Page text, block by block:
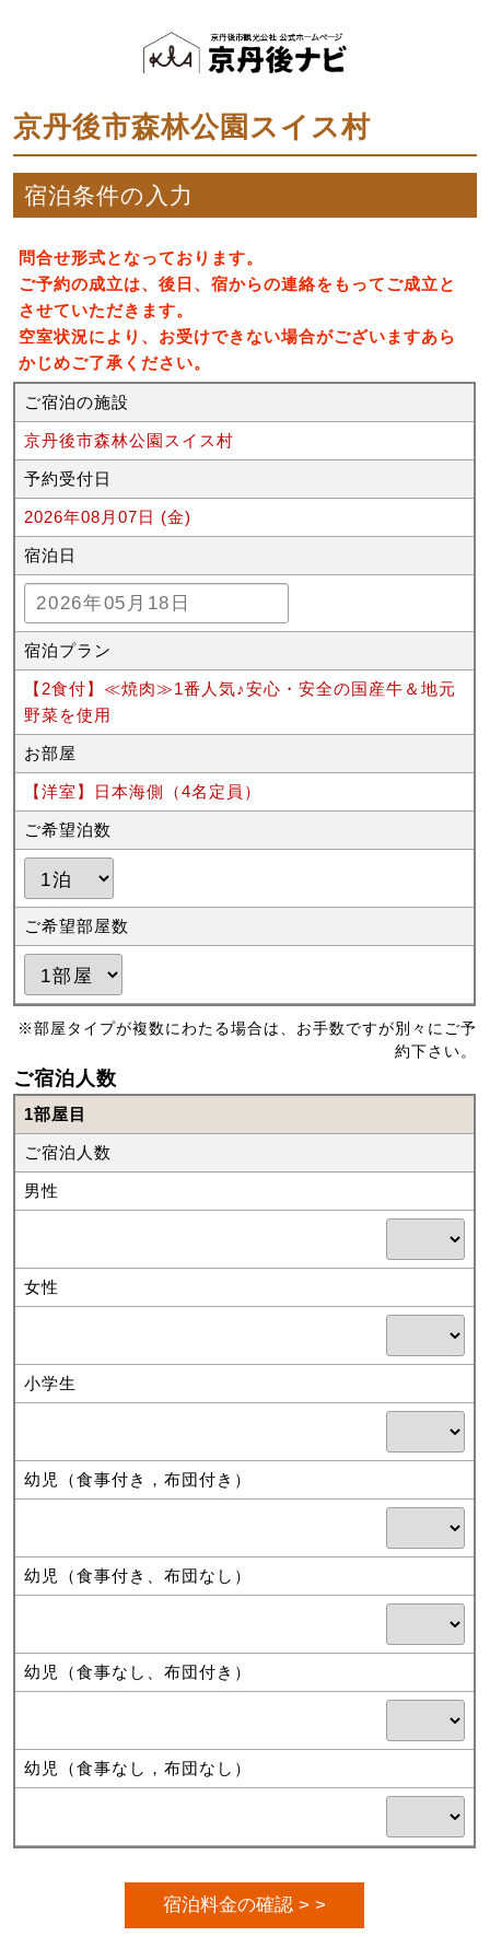
京丹後市森林公園スイス村
宿泊条件の入力
問合せ形式となっております。
ご予約の成立は、後日、宿からの連絡をもってご成立と
させていただきます。
空室状況により、お受けできない場合がございますあら
かじめご了承ください。
ご宿泊の施設
京丹後市森林公園スイス村
予約受付日
2026年08月07日 (金)
宿泊日
宿泊プラン
【2食付】≪焼肉≫1番人気♪安心・安全の国産牛＆地元
野菜を使用
お部屋
【洋室】日本海側（4名定員）
ご希望泊数
ご希望部屋数
※部屋タイプが複数にわたる場合は、お手数ですが別々にご予
約下さい。
ご宿泊人数
1部屋目
ご宿泊人数
男性
女性
小学生
幼児（食事付き，布団付き）
幼児（食事付き、布団なし）
幼児（食事なし、布団付き）
幼児（食事なし，布団なし）
宿泊料金の確認 > >